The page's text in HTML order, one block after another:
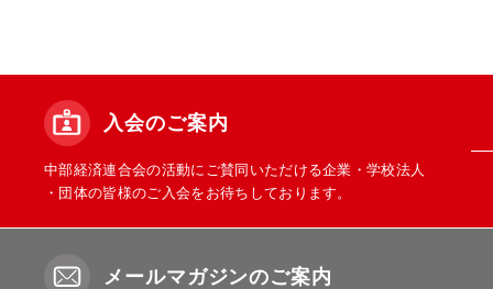
入会のご案内
中部経済連合会の活動にご賛同いただける企業・学校法人
・団体の皆様のご入会をお待ちしております。
メールマガジンのご案内